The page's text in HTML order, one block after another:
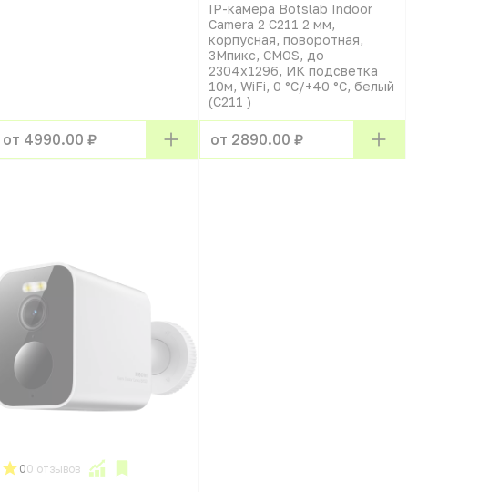
от 4990.00 ₽
IP-камера Botslab Indoor
Camera 2 C211 2 мм,
корпусная, поворотная,
3Мпикс, CMOS, до
2304x1296, ИК подсветка
10м, WiFi, 0 °C/+40 °C, белый
(C211 )
от 2890.00 ₽
00 отзывов